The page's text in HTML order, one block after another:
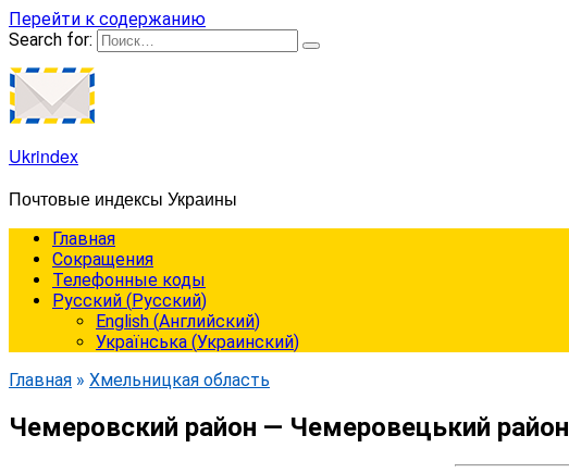
Перейти к содержанию
Search for:
Ukrindex
Почтовые индексы Украины
Главная
Сокращения
Телефонные коды
Русский (Русский)
English (Английский)
Українська (Украинский)
Главная » Хмельницкая область
Чемеровский район — Чемеровецький район